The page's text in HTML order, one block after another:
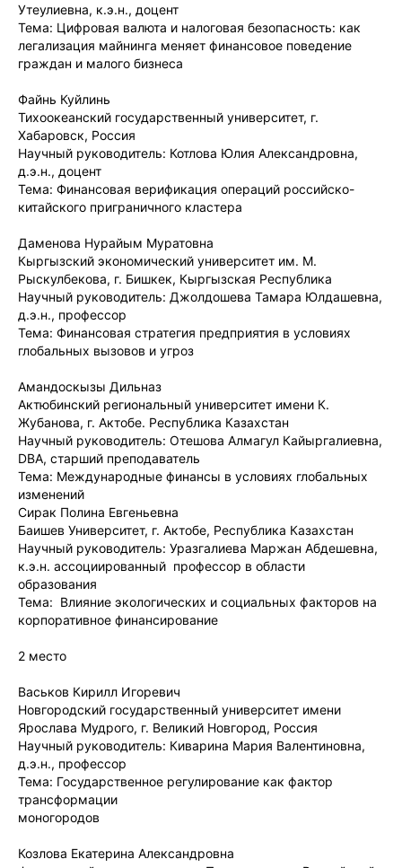
Утеулиевна, к.э.н., доцент
Тема: Цифровая валюта и налоговая безопасность: как
легализация майнинга меняет финансовое поведение
граждан и малого бизнеса
Файнь Куйлинь
Тихоокеанский государственный университет, г.
Хабаровск, Россия
Научный руководитель: Котлова Юлия Александровна,
д.э.н., доцент
Тема: Финансовая верификация операций российско-
китайского приграничного кластера
Даменова Нурайым Муратовна
Кыргызский экономический университет им. М.
Рыскулбекова, г. Бишкек, Кыргызская Республика
Научный руководитель: Джолдошева Тамара Юлдашевна,
д.э.н., профессор
Тема: Финансовая стратегия предприятия в условиях
глобальных вызовов и угроз
Амандоскызы Дильназ
Актюбинский региональный университет имени К.
Жубанова, г. Актобе. Республика Казахстан
Научный руководитель: Отешова Алмагул Кайыргалиевна,
DBA, старший преподаватель
Тема: Международные финансы в условиях глобальных
изменений
Сирак Полина Евгеньевна
Баишев Университет, г. Актобе, Республика Казахстан
Научный руководитель: Уразгалиева Маржан Абдешевна,
к.э.н. ассоциированный профессор в области
образования
Тема: Влияние экологических и социальных факторов на
корпоративное финансирование
2 место
Васьков Кирилл Игоревич
Новгородский государственный университет имени
Ярослава Мудрого, г. Великий Новгород, Россия
Научный руководитель: Киварина Мария Валентиновна,
д.э.н., профессор
Тема: Государственное регулирование как фактор
трансформации
моногородов
Козлова Екатерина Александровна